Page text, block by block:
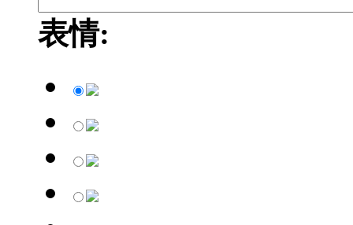
表情: